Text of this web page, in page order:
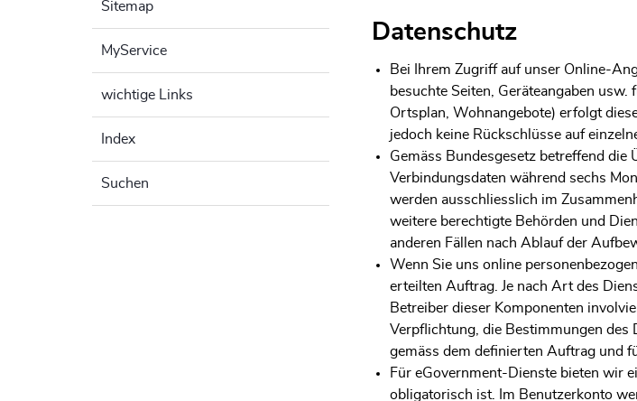
Sitemap
MyService
wichtige Links
Index
Suchen
Datenschutz
Bei Ihrem Zugriff auf unser Online-
besuchte Seiten, Geräteangaben
Ortsplan, Wohnangebote) erfolgt
jedoch keine Rückschlüsse auf
Gemäss Bundesgesetz betreffend die
Verbindungsdaten während sechs
werden ausschliesslich im
weitere berechtigte Behörden und
anderen Fällen nach Ablauf der
Wenn Sie uns online
erteilten Auftrag. Je nach Art des
Betreiber dieser Komponenten
Verpflichtung, die Bestimmungen des
gemäss dem definierten Auftrag und
Für eGovernment-Dienste bieten wir
obligatorisch ist. Im Benutzerkonto